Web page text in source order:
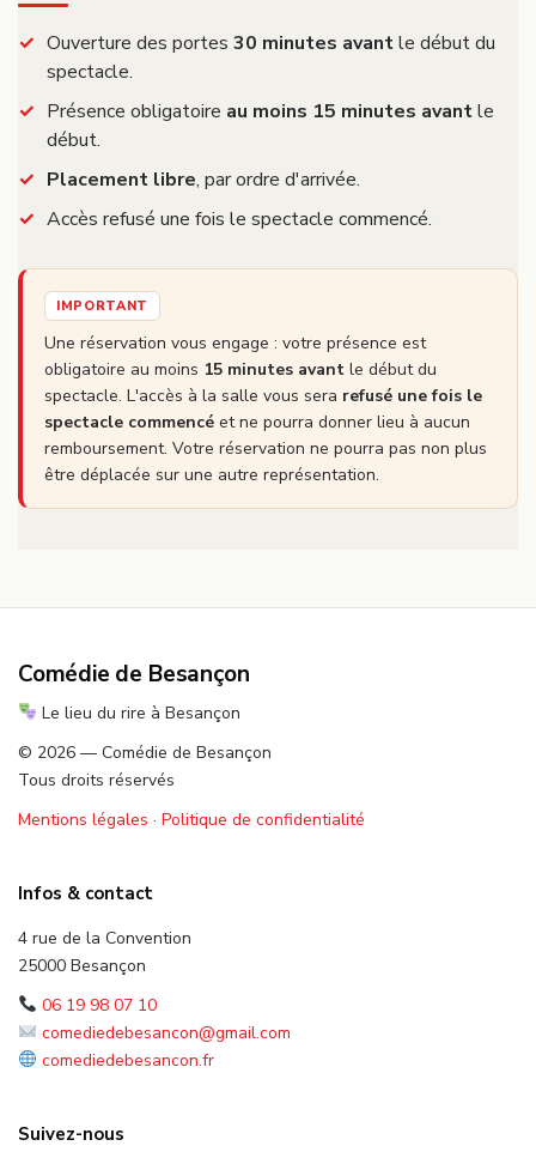
Ouverture des portes 30 minutes avantle début du
spectacle.
Présence obligatoire au moins 15 minutes avantle
début.
Placement libre, par ordre d'arrivée.
Accès refusé une fois le spectacle commencé.
IMPORTANT
Une réservation vous engage : votre présence est
obligatoire au moins 15 minutes avant le début du
spectacle. L'accès à la salle vous sera refusé une fois le
spectacle commencé et ne pourra donner lieu à aucun
remboursement. Votre réservation ne pourra pas non plus
être déplacée sur une autre représentation.
Comédie de Besançon
Le lieu du rire à Besançon
© 2026 — Comédie de Besançon
Tous droits réservés
Mentions légales · Politique de confidentialité
Infos & contact
4 rue de la Convention
25000 Besançon
06 19 98 07 10
comediedebesancon@gmail.com
comediedebesancon.fr
Suivez-nous